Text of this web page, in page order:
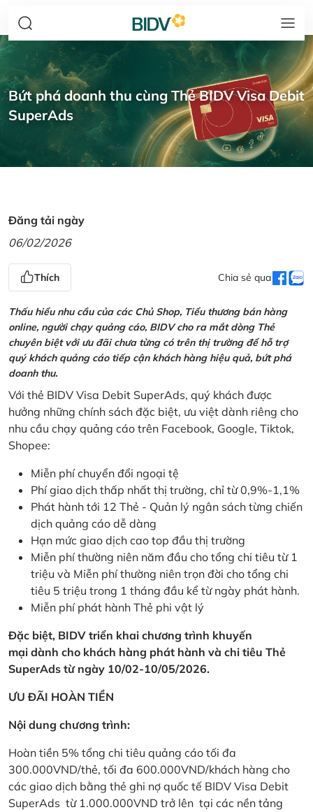
Bứt phá doanh thu cùng Thẻ BIDV Visa Debit
SuperAds
Đăng tải ngày
06/02/2026
Thích Chia sẻ qua
Thấu hiểu nhu cầu của các Chủ Shop, Tiểu thương bán hàng
online, người chạy quảng cáo, BIDV cho ra mắt dòng Thẻ
chuyên biệt với ưu đãi chưa từng có trên thị trường để hỗ trợ
quý khách quảng cáo tiếp cận khách hàng hiệu quả, bứt phá
doanh thu.
Với thẻ BIDV Visa Debit SuperAds, quý khách được
hưởng những chính sách đặc biệt, ưu việt dành riêng cho
nhu cầu chạy quảng cáo trên Facebook, Google, Tiktok,
Shopee:
Miễn phí chuyển đổi ngoại tệ
Phí giao dịch thấp nhất thị trường, chỉ từ 0,9%-1,1%
Phát hành tới 12 Thẻ - Quản lý ngân sách từng chiến
dịch quảng cáo dễ dàng
Hạn mức giao dịch cao top đầu thị trường
Miễn phí thường niên năm đầu cho tổng chi tiêu từ 1
triệu và Miễn phí thường niên trọn đời cho tổng chi
tiêu 5 triệu trong 1 tháng đầu kể từ ngày phát hành.
Miễn phí phát hành Thẻ phi vật lý
Đặc biệt, BIDV triển khai chương trình khuyến
mại dành cho khách hàng phát hành và chi tiêu Thẻ
SuperAds từ ngày 10/02-10/05/2026.
ƯU ĐÃI HOÀN TIỀN
Nội dung chương trình:
Hoàn tiền 5% tổng chi tiêu quảng cáo tối đa
300.000VND/thẻ, tối đa 600.000VND/khách hàng cho
các giao dịch bằng thẻ ghi nợ quốc tế BIDV Visa Debit
SuperAds từ 1.000.000VND trở lên tại các nền tảng